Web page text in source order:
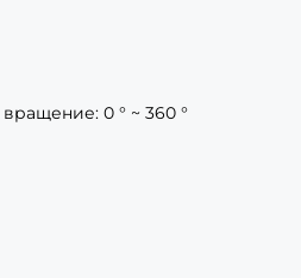
вращение: 0 ° ~ 360 °